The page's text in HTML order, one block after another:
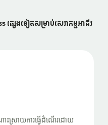
ផ្សេងទៀតសម្រាប់សេវាកម្មអាជីវ
ស្រាយការធ្វើដំណើរដោយ